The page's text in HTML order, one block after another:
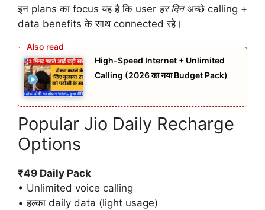
इन plans का focus यह है कि user हर दिनअच्छे calling +
data benefits के साथ connected रहे।
High-Speed Internet + Unlimited
Calling (2026 का नया Budget Pack)
Popular Jio Daily Recharge
Options
₹49 Daily Pack
• Unlimited voice calling
• हल्का daily data (light usage)